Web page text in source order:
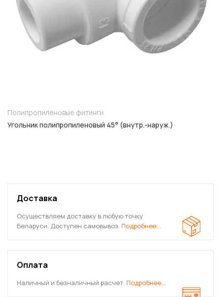
Полипропиленовые фитинги
Угольник полипропиленовый 45° (внутр.-наруж.)
Доставка
Осуществляем доставку в любую точку
Беларуси. Доступен самовывоз. Подробнее…
Оплата
Наличный и безналичный расчет. Подробнее…